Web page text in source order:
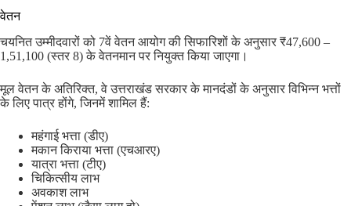
वेतन
चयनित उम्मीदवारों को 7वें वेतन आयोग की सिफारिशों के अनुसार ₹47,600 –
1,51,100 (स्तर 8) के वेतनमान पर नियुक्त किया जाएगा।
मूल वेतन के अतिरिक्त, वे उत्तराखंड सरकार के मानदंडों के अनुसार विभिन्न भत्तों
के लिए पात्र होंगे, जिनमें शामिल हैं:
महंगाई भत्ता (डीए)
मकान किराया भत्ता (एचआरए)
यात्रा भत्ता (टीए)
चिकित्सीय लाभ
अवकाश लाभ